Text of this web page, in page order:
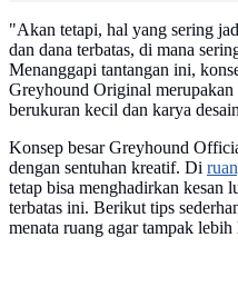
"Akan tetapi, hal yang sering
dan dana terbatas, di mana
Menanggapi tantangan ini,
Greyhound Original
berukuran kecil dan karya
Konsep besar Greyhound
dengan sentuhan kreatif. Di
tetap bisa menghadirkan kesan
terbatas ini. Berikut tips
menata ruang agar tampak lebih